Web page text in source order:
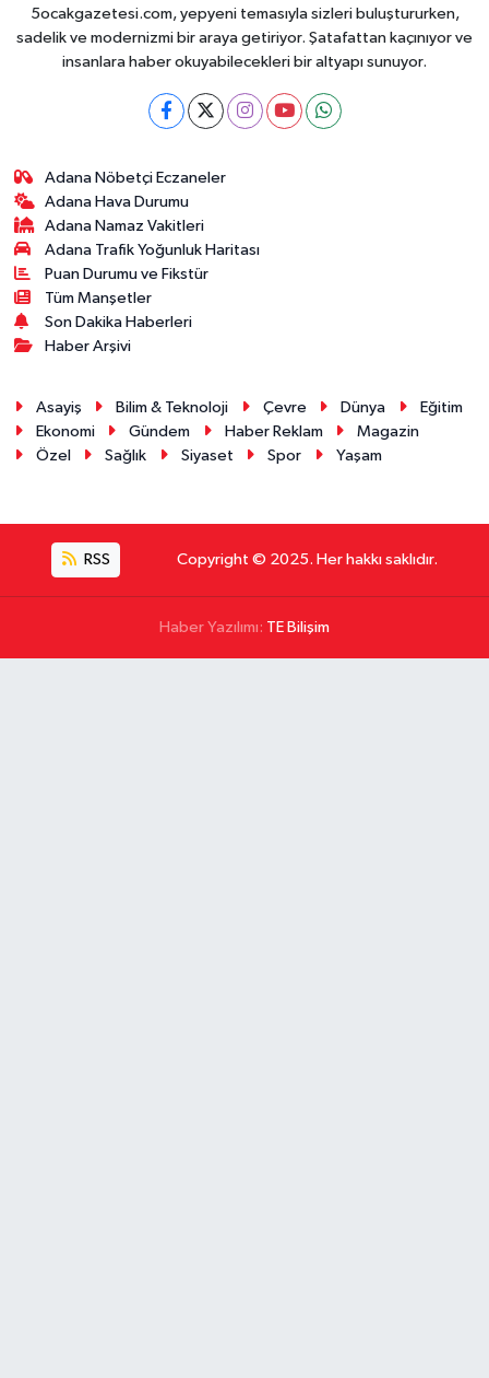
5ocakgazetesi.com, yepyeni temasıyla sizleri buluştururken,
sadelik ve modernizmi bir araya getiriyor. Şatafattan kaçınıyor ve
insanlara haber okuyabilecekleri bir altyapı sunuyor.
Adana Nöbetçi Eczaneler
Adana Hava Durumu
Adana Namaz Vakitleri
Adana Trafik Yoğunluk Haritası
Puan Durumu ve Fikstür
Tüm Manşetler
Son Dakika Haberleri
Haber Arşivi
Asayiş Bilim & Teknoloji Çevre Dünya
Eğitim
Ekonomi
Gündem Haber Reklam
Magazin
Özel
Sağlık Siyaset Spor Yaşam
RSS Copyright © 2025. Her hakkı saklıdır.
Haber Yazılımı: TE Bilişim